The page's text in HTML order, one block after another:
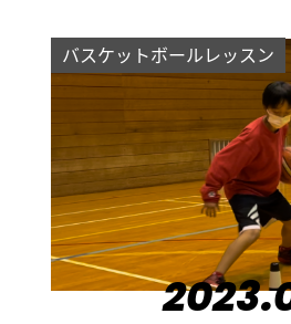
バスケットボールレッスン